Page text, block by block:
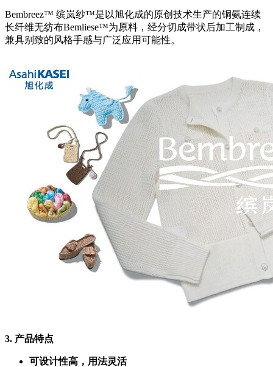
Bembreez™ 缤岚纱™是以旭化成的原创技术生产的铜氨连续
长纤维无纺布Bemliese™为原料，经分切成带状后加工制成，
兼具别致的风格手感与广泛应用可能性。
3. 产品特点
可设计性高，用法灵活